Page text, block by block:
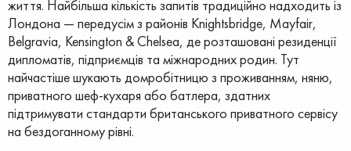
життя. Найбільша кількість запитів традиційно надходить із
Лондона — передусім з районів Knightsbridge, Mayfair,
Belgravia, Kensington & Chelsea, де розташовані резиденції
дипломатів, підприємців та міжнародних родин. Тут
найчастіше шукають домробітницю з проживанням, няню,
приватного шеф-кухаря або батлера, здатних
підтримувати стандарти британського приватного сервісу
на бездоганному рівні.